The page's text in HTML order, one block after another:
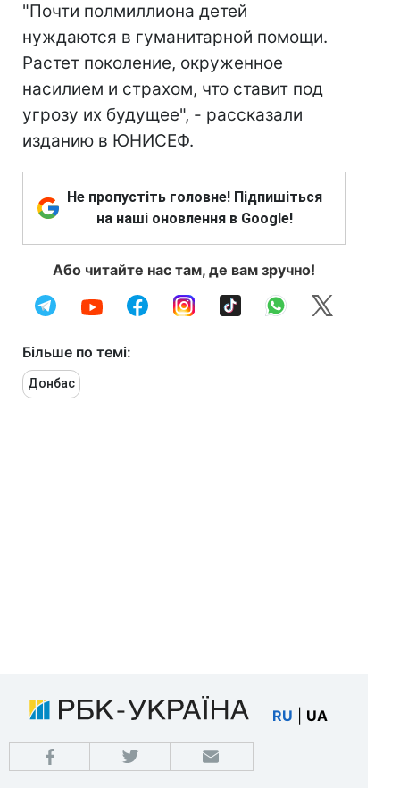
"Почти полмиллиона детей
нуждаются в гуманитарной помощи.
Растет поколение, окруженное
насилием и страхом, что ставит под
угрозу их будущее", - рассказали
изданию в ЮНИСЕФ.
Не пропустіть головне! Підпишіться
на наші оновлення в Google!
Або читайте нас там, де вам зручно!
Більше по темі:
Донбас
RU UA